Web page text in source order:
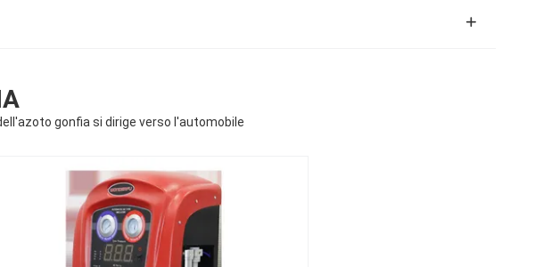
gonfia si dirige verso l'automobile